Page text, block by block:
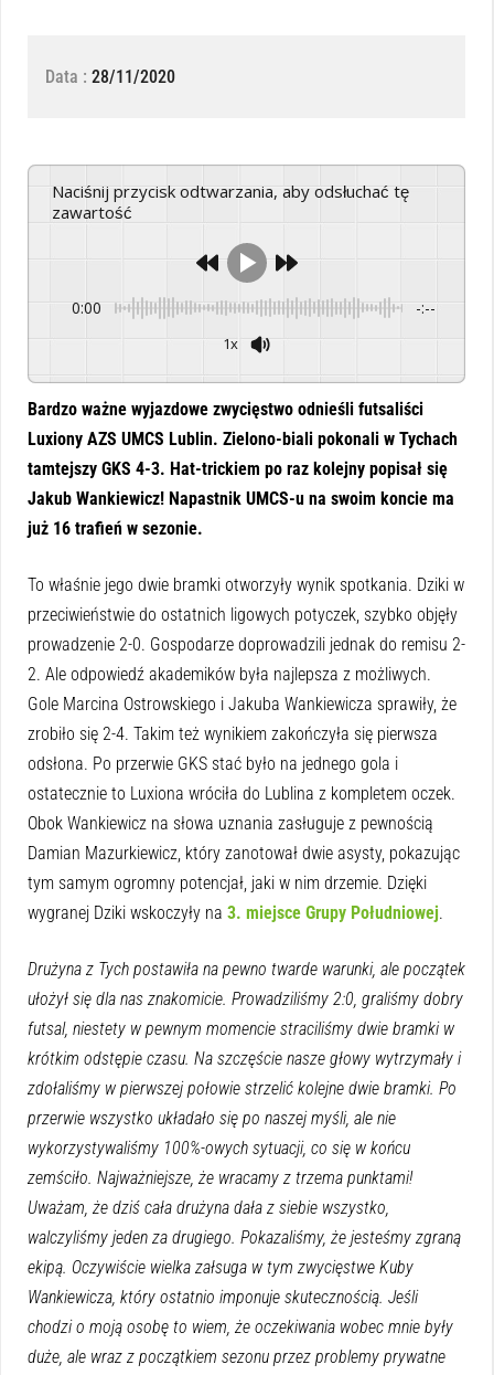
Data : 28/11/2020
Naciśnij przycisk odtwarzania, aby odsłuchać tę
zawartość
0:00 -:--
1x
Bardzo ważne wyjazdowe zwycięstwo odnieśli futsaliści
Luxiony AZS UMCS Lublin. Zielono-biali pokonali w Tychach
tamtejszy GKS 4-3. Hat-trickiem po raz kolejny popisał się
Jakub Wankiewicz! Napastnik UMCS-u na swoim koncie ma
już 16 trafień w sezonie.
To właśnie jego dwie bramki otworzyły wynik spotkania. Dziki w
przeciwieństwie do ostatnich ligowych potyczek, szybko objęły
prowadzenie 2-0. Gospodarze doprowadzili jednak do remisu 2-
2. Ale odpowiedź akademików była najlepsza z możliwych.
Gole Marcina Ostrowskiego i Jakuba Wankiewicza sprawiły, że
zrobiło się 2-4. Takim też wynikiem zakończyła się pierwsza
odsłona. Po przerwie GKS stać było na jednego gola i
ostatecznie to Luxiona wróciła do Lublina z kompletem oczek.
Obok Wankiewicz na słowa uznania zasługuje z pewnością
Damian Mazurkiewicz, który zanotował dwie asysty, pokazując
tym samym ogromny potencjał, jaki w nim drzemie. Dzięki
wygranej Dziki wskoczyły na 3. miejsce Grupy Południowej.
Drużyna z Tych postawiła na pewno twarde warunki, ale początek
ułożył się dla nas znakomicie. Prowadziliśmy 2:0, graliśmy dobry
futsal, niestety w pewnym momencie straciliśmy dwie bramki w
krótkim odstępie czasu. Na szczęście nasze głowy wytrzymały i
zdołaliśmy w pierwszej połowie strzelić kolejne dwie bramki. Po
przerwie wszystko układało się po naszej myśli, ale nie
wykorzystywaliśmy 100%-owych sytuacji, co się w końcu
zemściło. Najważniejsze, że wracamy z trzema punktami!
Uważam, że dziś cała drużyna dała z siebie wszystko,
walczyliśmy jeden za drugiego. Pokazaliśmy, że jesteśmy zgraną
ekipą. Oczywiście wielka załsuga w tym zwycięstwe Kuby
Wankiewicza, który ostatnio imponuje skutecznością. Jeśli
chodzi o moją osobę to wiem, że oczekiwania wobec mnie były
duże, ale wraz z początkiem sezonu przez problemy prywatne